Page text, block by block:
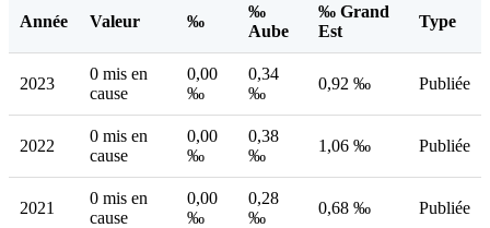
Année Valeur ‰
‰
Aube
‰ Grand
Est
Type
2023
0 mis en
cause
0,00
‰
0,34
‰
0,92 ‰ Publiée
2022
0 mis en
cause
0,00
‰
0,38
‰
1,06 ‰ Publiée
2021
0 mis en
cause
0,00
‰
0,28
‰
0,68 ‰ Publiée